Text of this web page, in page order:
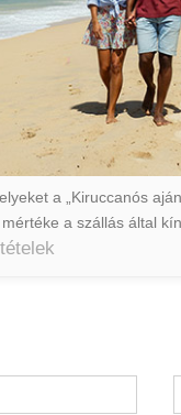
a „Kiruccanós
a szállás által